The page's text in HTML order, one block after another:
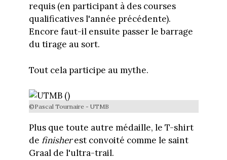
requis (en participant à des courses
qualificatives l'année précédente).
Encore faut-il ensuite passer le barrage
du tirage au sort.
Tout cela participe au mythe.
©Pascal Tournaire - UTMB
Plus que toute autre médaille, le T-shirt
de finisherest convoité comme le saint
Graal de l'ultra-trail.